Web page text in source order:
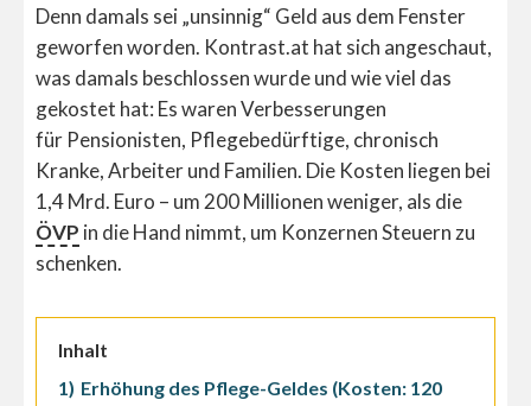
Denn damals sei „unsinnig“ Geld aus dem Fenster
geworfen worden. Kontrast.at hat sich angeschaut,
was damals beschlossen wurde und wie viel das
gekostet hat: Es waren Verbesserungen
für Pensionisten, Pflegebedürftige, chronisch
Kranke, Arbeiter und Familien. Die Kosten liegen bei
1,4 Mrd. Euro – um 200 Millionen weniger, als die
ÖVP in die Hand nimmt, um Konzernen Steuern zu
schenken.
Inhalt
1) Erhöhung des Pflege-Geldes (Kosten: 120